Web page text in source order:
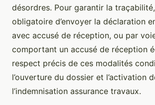
désordres. Pour garantir la
obligatoire d’envoyer la déclaration
avec accusé de réception, ou par
comportant un accusé de réception
respect précis de ces modalités
l’ouverture du dossier et l’activation
l’indemnisation assurance travaux.